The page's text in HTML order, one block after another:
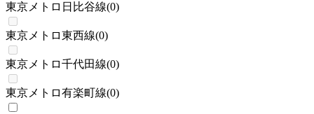
東京メトロ日比谷線(0)
東京メトロ東西線(0)
東京メトロ千代田線(0)
東京メトロ有楽町線(0)